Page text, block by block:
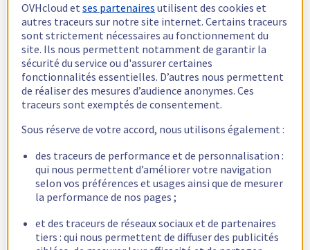
OVHcloud etses partenaires utilisent des cookies et
autres traceurs sur notre site internet. Certains traceurs
sont strictement nécessaires au fonctionnement du
site. Ils nous permettent notamment de garantir la
sécurité du service ou d'assurer certaines
fonctionnalités essentielles. D’autres nous permettent
de réaliser des mesures d’audience anonymes. Ces
traceurs sont exemptés de consentement.
Sous réserve de votre accord, nous utilisons également :
des traceurs de performance et de personnalisation :
qui nous permettent d’améliorer votre navigation
selon vos préférences et usages ainsi que de mesurer
la performance de nos pages ;
et des traceurs de réseaux sociaux et de partenaires
tiers : qui nous permettent de diffuser des publicités